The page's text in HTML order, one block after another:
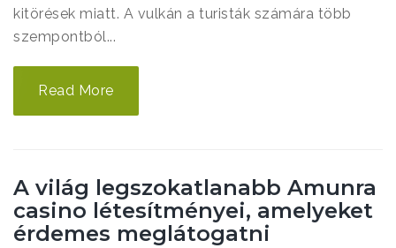
kitörések miatt. A vulkán a turisták számára több
szempontból...
Read More
A világ legszokatlanabb Amunra
casino létesítményei, amelyeket
érdemes meglátogatni